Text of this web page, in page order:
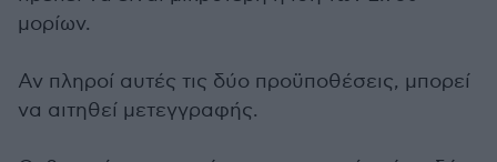
μορίων.
Αν πληροί αυτές τις δύο προϋποθέσεις, μπορεί
να αιτηθεί μετεγγραφής.